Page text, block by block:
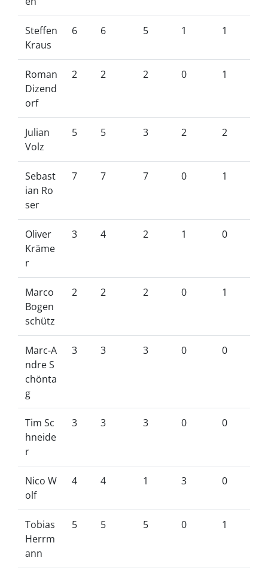
Steffen
Kraus
6 6 5 1 1
Roman
Dizend
orf
2 2 2 0 1
Julian
Volz
5 5 3 2 2
Sebast
ian Ro
ser
7 7 7 0 1
Oliver
Kräme
r
3 4 2 1 0
Marco
Bogen
schütz
2 2 2 0 1
Marc-A
ndre S
chönta
g
3 3 3 0 0
Tim Sc
hneide
r
3 3 3 0 0
Nico W
olf
4 4 1 3 0
Tobias
Herrm
ann
5 5 5 0 1